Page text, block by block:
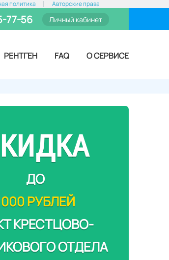
политика Авторские права
77-56 Личный кабинет
РЕНТГЕН FAQ О СЕРВИСЕ
ДО
РУБЛЕЙ
КРЕСТЦОВО-
ОТДЕЛА